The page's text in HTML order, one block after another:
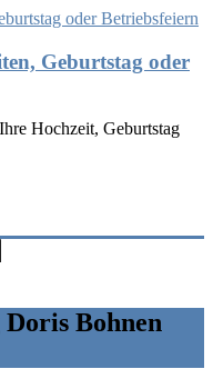
Geburtstag oder
Hochzeit, Geburtstag
Bohnen